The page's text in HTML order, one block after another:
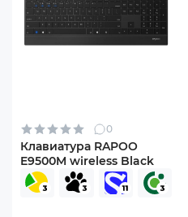
0
Клавиатура RAPOO
E9500M wireless Black